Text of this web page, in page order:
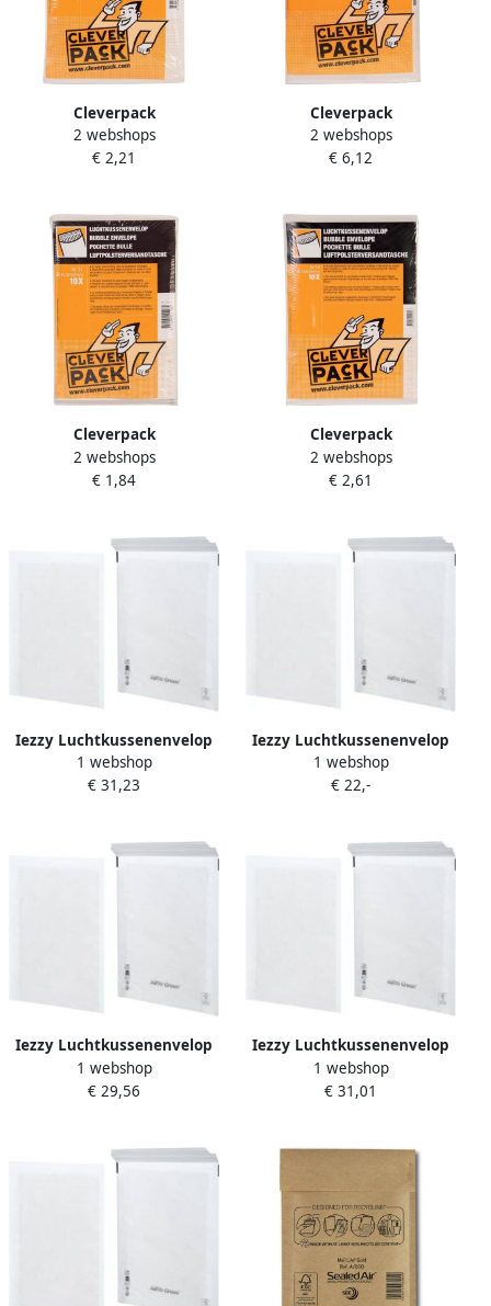
Cleverpack
luchtkussenenveloppen ft
150 x 215 mm met
2 webshops
€ 2,21
Cleverpack
luchtkussenenveloppen ft
350 x 470 mm met
2 webshops
€ 6,12
Cleverpack
luchtkussenenveloppen ft
100 x 165 mm met
2 webshops
€ 1,84
Cleverpack
luchtkussenenveloppen ft
180 x 265 mm met
2 webshops
€ 2,61
Iezzy Luchtkussenenvelop
AirPro Green 18 H
290x370mm wit 100 stuks
1 webshop
€ 31,23
Iezzy Luchtkussenenvelop
AirPro Green 14 D
200x265mm wit 100 stuks
1 webshop
€ 22,-
Iezzy Luchtkussenenvelop
AirPro Green 17 G
250x350mm wit 100 stuks
1 webshop
€ 29,56
Iezzy Luchtkussenenvelop
AirPro Green 20 K
370x470mm wit 50 stuks
1 webshop
€ 31,01